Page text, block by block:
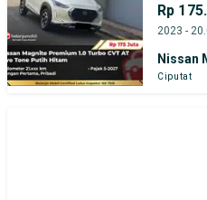
Rp
2023 -
Nissan
Ciputat